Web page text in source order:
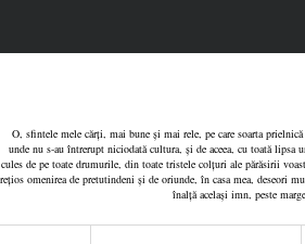
O, sfintele mele cărți, mai bune și mai rele, pe care soarta
unde nu s-au întrerupt niciodată cultura, și de aceea, cu toată lipsa
cules de pe toate drumurile, din toate tristele colțuri ale părăsirii
omenirea de pretutindeni și de oriunde, în casa mea, deseori
înalță același imn, peste